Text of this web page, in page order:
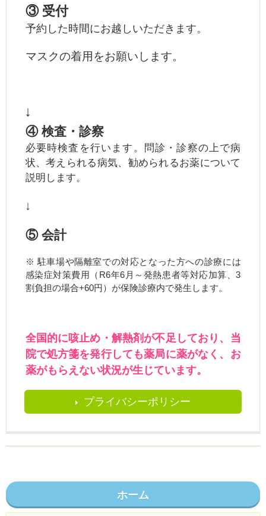
③ 受付
予約した時間にお越しいただきます。
マスクの着用をお願いします。
↓
④ 検査・診察
必要時検査を行います。問診・診察の上で病
状、考えられる病気、勧められるお薬について
説明します。
↓
⑤ 会計
※ 駐車場や隔離室での対応となった方への診療には
感染症対策費用（R6年6月～発熱患者等対応加算、3
割負担の場合+60円）が保険診療内で発生します。
全国的に咳止め・解熱剤が不足しており、当
院で処方箋を発行しても薬局に薬がなく、お
薬がもらえない状況が生じています。
プライバシーポリシー
ホーム